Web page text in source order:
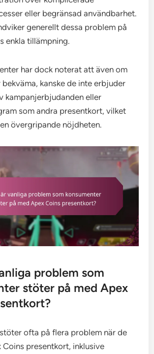
eller begränsad användbarhet.
generellt dessa problem på
enkla tillämpning.
har dock noterat att även om
kanske de inte erbjuder
kampanjerbjudanden eller
som andra presentkort, vilket
övergripande nöjdheten.
problem som
stöter på med Apex
ofta på flera problem när de
Coins presentkort, inklusive